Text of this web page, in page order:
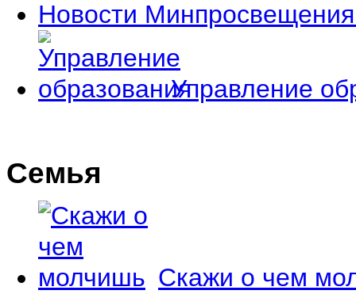
Новости
Управление
Семья
Скажи о чем